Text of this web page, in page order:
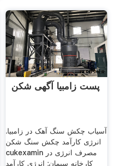
پست زامبیا آگهی شکن
آسیاب چکش سنگ آهک در زامبیا.
انرژی کارآمد چکش سنگ شکن
cukexamin مصرف انرژی در
کارخانه سیمان; انرژی کارآمد